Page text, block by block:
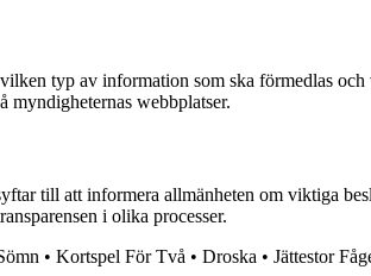
typ av information som ska förmedlas
myndigheternas webbplatser.
till att informera allmänheten om viktiga
i olika processer.
• Kortspel För Två • Droska • Jättestor